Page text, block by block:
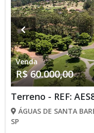
Venda
R$ 60.000,00
Terreno - REF:
ÁGUAS DE SANTA
SP